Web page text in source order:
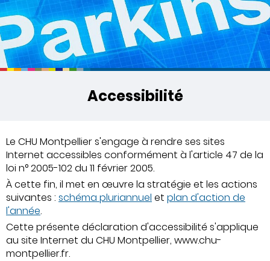
Accessibilité
Le CHU Montpellier s'engage à rendre ses sites
Internet accessibles conformément à l'article 47 de la
loi n° 2005-102 du 11 février 2005.
À cette fin, il met en œuvre la stratégie et les actions
suivantes : schéma pluriannuel et plan d'action de
l'année.
Cette présente déclaration d'accessibilité s'applique
au site Internet du CHU Montpellier, www.chu-
montpellier.fr.